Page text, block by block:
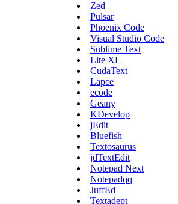
Zed
Pulsar
Phoenix Code
Visual Studio Code
Sublime Text
Lite XL
CudaText
Lapce
ecode
Geany
KDevelop
jEdit
Bluefish
Textosaurus
jdTextEdit
Notepad Next
Notepadqq
JuffEd
Textadept